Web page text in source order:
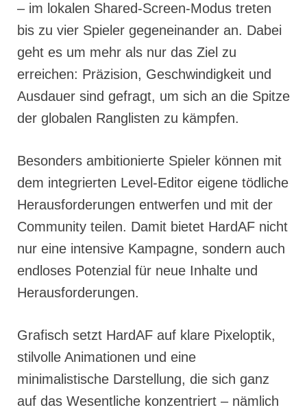
– im lokalen Shared-Screen-Modus treten
bis zu vier Spieler gegeneinander an. Dabei
geht es um mehr als nur das Ziel zu
erreichen: Präzision, Geschwindigkeit und
Ausdauer sind gefragt, um sich an die Spitze
der globalen Ranglisten zu kämpfen.
Besonders ambitionierte Spieler können mit
dem integrierten Level-Editor eigene tödliche
Herausforderungen entwerfen und mit der
Community teilen. Damit bietet HardAF nicht
nur eine intensive Kampagne, sondern auch
endloses Potenzial für neue Inhalte und
Herausforderungen.
Grafisch setzt HardAF auf klare Pixeloptik,
stilvolle Animationen und eine
minimalistische Darstellung, die sich ganz
auf das Wesentliche konzentriert – nämlich